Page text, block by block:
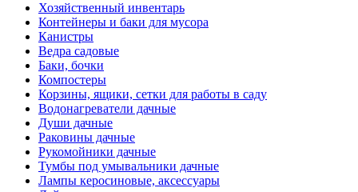
Хозяйственный инвентарь
Контейнеры и баки для мусора
Канистры
Ведра садовые
Баки, бочки
Компостеры
Корзины, ящики, сетки для работы в саду
Водонагреватели дачные
Души дачные
Раковины дачные
Рукомойники дачные
Тумбы под умывальники дачные
Лампы керосиновые, аксессуары